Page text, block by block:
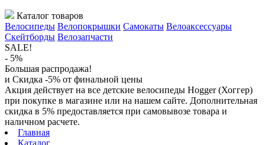
Каталог товаров
Велосипеды Велопокрышки Самокаты Велоаксессуары
Скейтборды Велозапчасти
SALE!
- 5%
Большая распродажа!
и Скидка -5% от финальной цены
Акция действует на все детские велосипеды Hogger (Хоггер)
при покупке в магазине или на нашем сайте. Дополнительная
скидка в 5% предоставляется при самовывозе товара и
наличном расчете.
Главная
Каталог